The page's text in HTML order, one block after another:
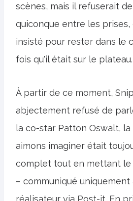
scènes, mais il refuserait
quiconque entre les
insisté pour rester dans le
fois qu'il était sur le plateau.
À partir de ce moment,
abjectement refusé de
la co-star Patton Oswalt, la
aimons imaginer était
complet tout en mettant le
– communiqué uniquement
réalisateur via Post-it. En